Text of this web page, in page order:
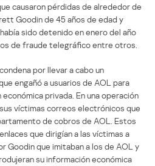
causaron pérdidas de alrededor de
Goodin de 45 años de edad y
sido detenido en enero del año
de fraude telegráfico entre otros.
por llevar a cabo un
engañó a usuarios de AOL para
privada. En una operación
víctimas correos electrónicos que
de cobros de AOL. Estos
que dirigían a las víctimas a
Goodin que imitaban a los de AOL y
su información económica